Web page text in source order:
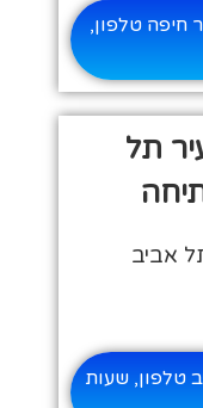
חיפה טלפון,
תל
טלפון, שעות